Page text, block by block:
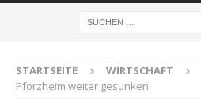
STARTSEITE WIRTSCHAFT
Pforzheim weiter gesunken